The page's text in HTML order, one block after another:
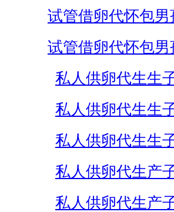
试管借卵代怀包男
试管借卵代怀包男
私人供卵代生生
私人供卵代生生
私人供卵代生生
私人供卵代生产
私人供卵代生产